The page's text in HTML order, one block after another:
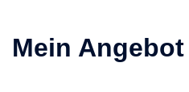
Mein Angebot